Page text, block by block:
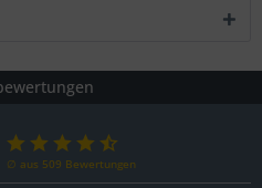
∅ aus 509 Bewertungen